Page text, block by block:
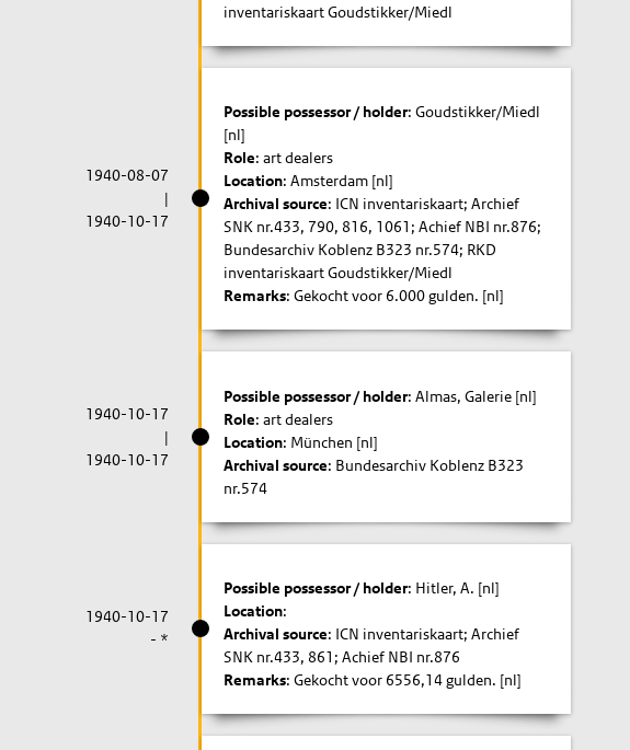
inventariskaart Goudstikker/Miedl
1940-08-07
|
1940-10-17
Possible possessor / holder: Goudstikker/Miedl
[nl]
Role: art dealers
Location: Amsterdam [nl]
Archival source: ICN inventariskaart; Archief
SNK nr.433, 790, 816, 1061; Achief NBI nr.876;
Bundesarchiv Koblenz B323 nr.574; RKD
inventariskaart Goudstikker/Miedl
Remarks: Gekocht voor 6.000 gulden. [nl]
1940-10-17
|
1940-10-17
Possible possessor / holder: Almas, Galerie [nl]
Role: art dealers
Location: München [nl]
Archival source: Bundesarchiv Koblenz B323
nr.574
1940-10-17
- *
Possible possessor / holder: Hitler, A. [nl]
Location:
Archival source: ICN inventariskaart; Archief
SNK nr.433, 861; Achief NBI nr.876
Remarks: Gekocht voor 6556,14 gulden. [nl]